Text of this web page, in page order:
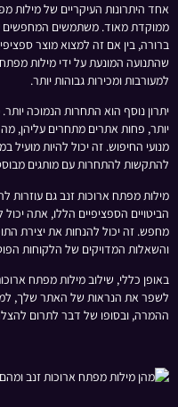
אחד היתרונות העיקריים של מילות
ממוקדת מאוד. משתמשים המחפשים
ברורה, בין אם זה למצוא מוצר
שהתנועה המונעת על ידי מילות
למעורבות ומכירות גבוהות יותר.
יתרון נוסף הוא התחרות הנמוכה
יותר, פחות אתרים מתחרים עליהן,
מנועי החיפוש. זה יכול להיות מועיל
להתקשות להתחרות עם מותגים
מילות מפתח ארוכות זנב גם עוזרות
הביטויים הספציפיים הללו, אתה
מחפש. זה יכול להנחות את יצירת
והשאלות המדויקים של הלקוחות
באופן כללי, שילוב מילות מפתח
לשפר את הנראות של האתר שלך,
ההמרה, ובסופו של דבר לתרום